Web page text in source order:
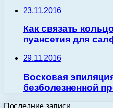
23.11.2016
Как связать
пуансетия для
29.11.2016
Восковая
безболезненной
Последние записи